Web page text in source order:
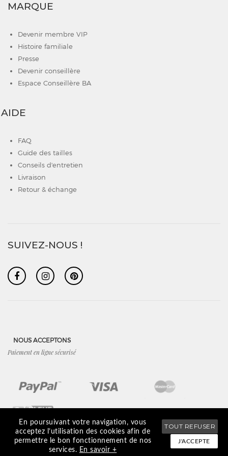
En poursuivant votre navigation, vous
acceptez l’utilisation des cookies afin de
permettre le bon fonctionnement de nos
services. En savoir +
TOUT REFUSER
J'ACCEPTE
MARQUE
Devenir membre VIP
Histoire familiale
Presse
Devenir conseillère
Espace Conseillère BA
AIDE
FAQ
Guide des tailles
Conseils d'entretien
Livraison
Retour & échange
SUIVEZ-NOUS !
NOUS ACCEPTONS
Paiement en ligne sécurisé
CGV Mentions légales/ Plan du site Recherche boutique